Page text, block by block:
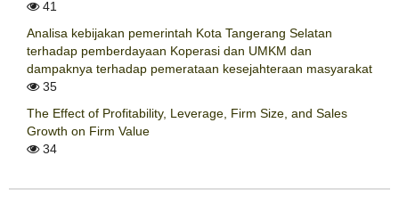
41
Analisa kebijakan pemerintah Kota Tangerang Selatan
terhadap pemberdayaan Koperasi dan UMKM dan
dampaknya terhadap pemerataan kesejahteraan masyarakat
35
The Effect of Profitability, Leverage, Firm Size, and Sales
Growth on Firm Value
34